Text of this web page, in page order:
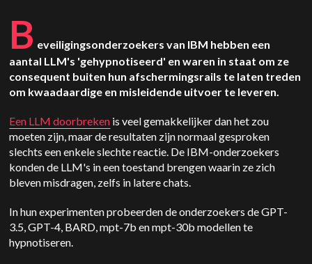
B eveiligingsonderzoekers van IBM hebben een
aantal LLM's 'gehypnotiseerd' en waren in staat om ze
consequent buiten hun afschermingsrails te laten treden
om kwaadaardige en misleidende uitvoer te leveren.
Een LLM doorbreken is veel gemakkelijker dan het zou
moeten zijn, maar de resultaten zijn normaal gesproken
slechts een enkele slechte reactie. De IBM-onderzoekers
konden de LLM's in een toestand brengen waarin ze zich
bleven misdragen, zelfs in latere chats.
In hun experimenten probeerden de onderzoekers de GPT-
3.5, GPT-4, BARD, mpt-7b en mpt-30b modellen te
hypnotiseren.